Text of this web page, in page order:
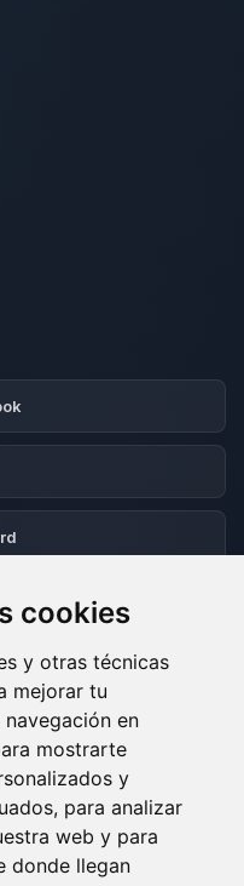
cookies
y otras técnicas
mejorar tu
en
mostrarte
y
para analizar
web y para
donde llegan
ACEPTADOS